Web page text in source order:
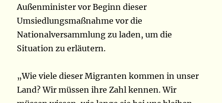
Außenminister vor Beginn dieser
Umsiedlungsmaßnahme vor die
Nationalversammlung zu laden, um die
Situation zu erläutern.
„Wie viele dieser Migranten kommen in unser
Land? Wir müssen ihre Zahl kennen. Wir